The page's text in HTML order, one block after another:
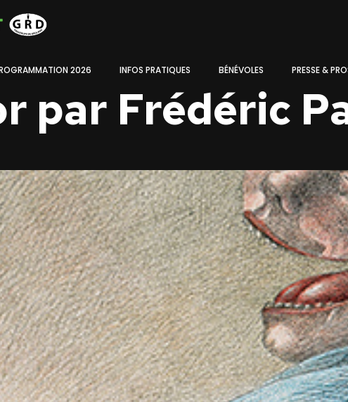
2026 INFOS PRATIQUES BÉNÉVOLES PRESSE &
par Frédéric